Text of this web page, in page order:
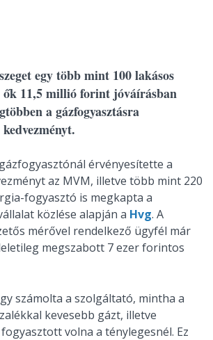
egy több mint 100 lakásos
ők 11,5 millió forint jóváírásban
a gázfogyasztásra
érvényesítette a
az MVM, illetve több mint 220
fogyasztó is megkapta a
közlése alapján a Hvg. A
mérővel rendelkező ügyfél már
megszabott 7 ezer forintos
számolta a szolgáltató, mintha a
kevesebb gázt, illetve
volna a ténylegesnél. Ez